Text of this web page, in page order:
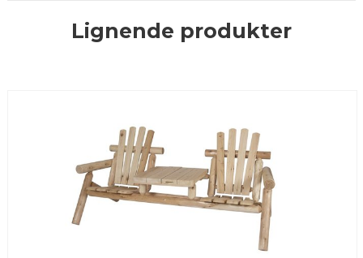
Lignende produkter